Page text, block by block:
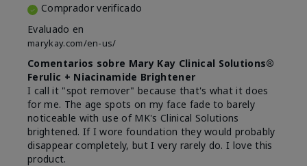
Comprador verificado
Evaluado en
marykay.com/en-us/
Comentarios sobre Mary Kay Clinical Solutions®
Ferulic + Niacinamide Brightener
I call it "spot remover" because that's what it does
for me. The age spots on my face fade to barely
noticeable with use of MK's Clinical Solutions
brightened. If I wore foundation they would probably
disappear completely, but I very rarely do. I love this
product.